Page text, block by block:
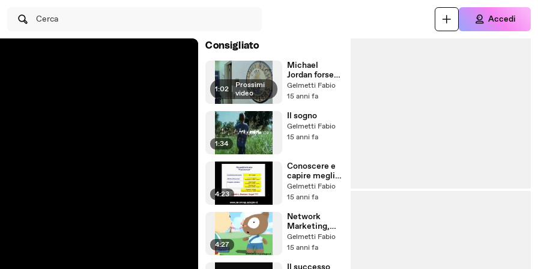
Cerca Accedi
Consigliato
1:02
Prossimi
video
Michael
Jordan forse-
oppure
Gelmetti Fabio
15 anni fa
1:34
Il sogno
Gelmetti Fabio
15 anni fa
4:23
Conoscere e
capire meglio
il Network
Marketing
Gelmetti Fabio
15 anni fa
4:27
Network
Marketing,
piramide
illegale o seria
lavoro?
Gelmetti Fabio
15 anni fa